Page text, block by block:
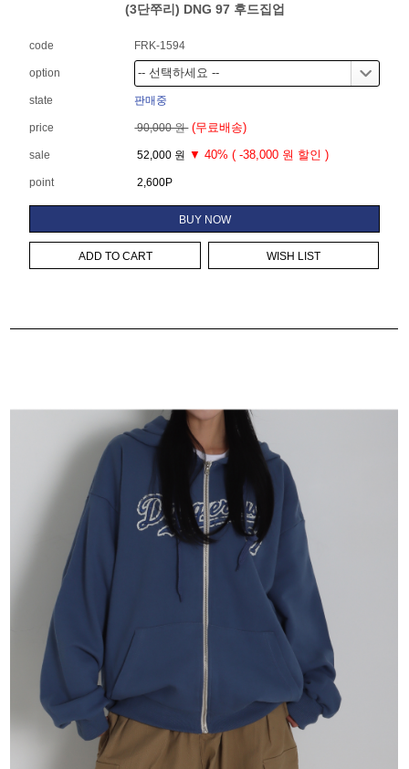
(3단쭈리) DNG 97 후드집업
code FRK-1594
option
state 판매중
price 90,000 원 (무료배송)
sale 52,000 원 ▼ 40% ( -38,000 원 할인 )
point 2,600P
BUY NOW
ADD TO CART WISH LIST